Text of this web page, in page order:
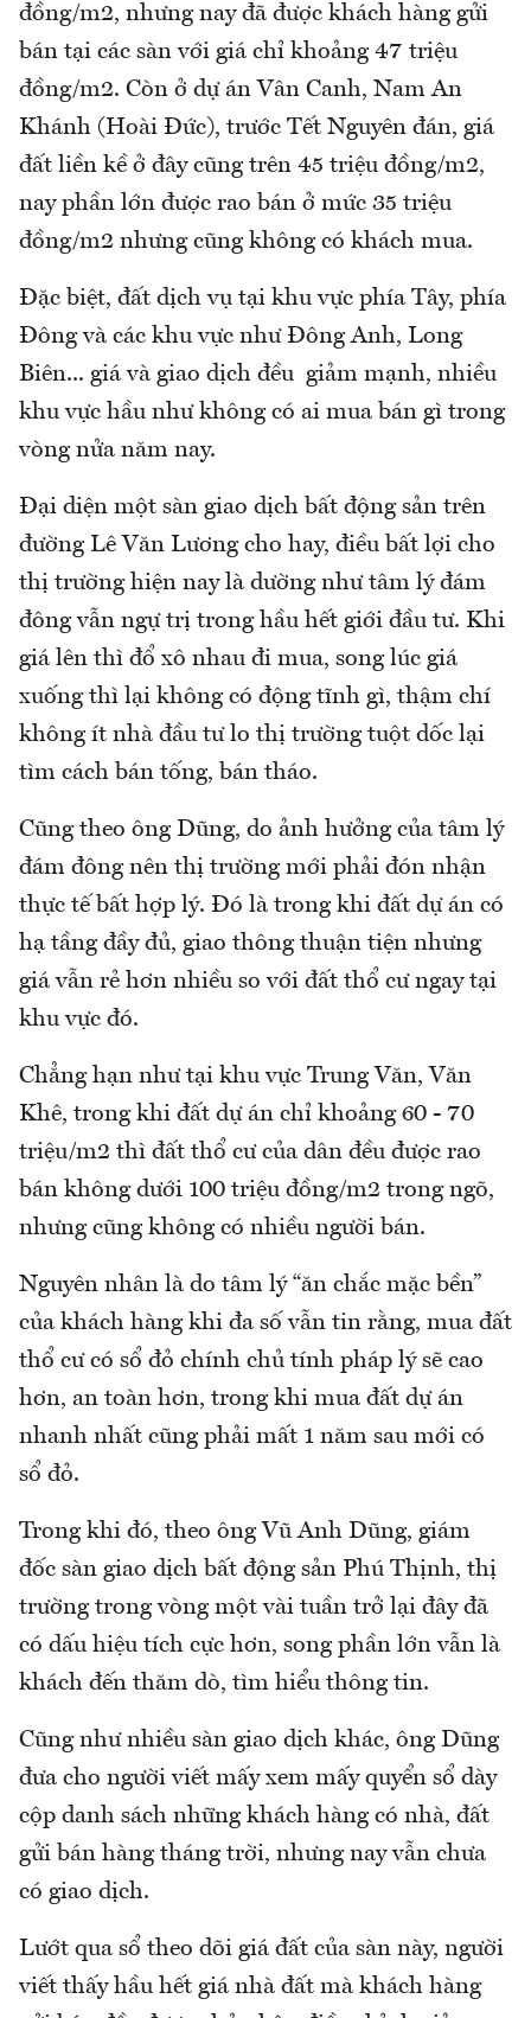
đồng/m2, nhưng nay đã được khách hàng gửi
bán tại các sàn với giá chỉ khoảng 47 triệu
đồng/m2. Còn ở dự án Vân Canh, Nam An
Khánh (Hoài Đức), trước Tết Nguyên đán, giá
đất liền kề ở đây cũng trên 45 triệu đồng/m2,
nay phần lớn được rao bán ở mức 35 triệu
đồng/m2 nhưng cũng không có khách mua.
Đặc biệt, đất dịch vụ tại khu vực phía Tây, phía
Đông và các khu vực như Đông Anh, Long
Biên... giá và giao dịch đều giảm mạnh, nhiều
khu vực hầu như không có ai mua bán gì trong
vòng nửa năm nay.
Đại diện một sàn giao dịch bất động sản trên
đường Lê Văn Lương cho hay, điều bất lợi cho
thị trường hiện nay là dường như tâm lý đám
đông vẫn ngự trị trong hầu hết giới đầu tư. Khi
giá lên thì đổ xô nhau đi mua, song lúc giá
xuống thì lại không có động tĩnh gì, thậm chí
không ít nhà đầu tư lo thị trường tuột dốc lại
tìm cách bán tống, bán tháo.
Cũng theo ông Dũng, do ảnh hưởng của tâm lý
đám đông nên thị trường mới phải đón nhận
thực tế bất hợp lý. Đó là trong khi đất dự án có
hạ tầng đầy đủ, giao thông thuận tiện nhưng
giá vẫn rẻ hơn nhiều so với đất thổ cư ngay tại
khu vực đó.
Chẳng hạn như tại khu vực Trung Văn, Văn
Khê, trong khi đất dự án chỉ khoảng 60 - 70
triệu/m2 thì đất thổ cư của dân đều được rao
bán không dưới 100 triệu đồng/m2 trong ngõ,
nhưng cũng không có nhiều người bán.
Nguyên nhân là do tâm lý “ăn chắc mặc bền”
của khách hàng khi đa số vẫn tin rằng, mua đất
thổ cư có sổ đỏ chính chủ tính pháp lý sẽ cao
hơn, an toàn hơn, trong khi mua đất dự án
nhanh nhất cũng phải mất 1 năm sau mới có
sổ đỏ.
Trong khi đó, theo ông Vũ Anh Dũng, giám
đốc sàn giao dịch bất động sản Phú Thịnh, thị
trường trong vòng một vài tuần trở lại đây đã
có dấu hiệu tích cực hơn, song phần lớn vẫn là
khách đến thăm dò, tìm hiểu thông tin.
Cũng như nhiều sàn giao dịch khác, ông Dũng
đưa cho người viết mấy xem mấy quyển sổ dày
cộp danh sách những khách hàng có nhà, đất
gửi bán hàng tháng trời, nhưng nay vẫn chưa
có giao dịch.
Lướt qua sổ theo dõi giá đất của sàn này, người
viết thấy hầu hết giá nhà đất mà khách hàng